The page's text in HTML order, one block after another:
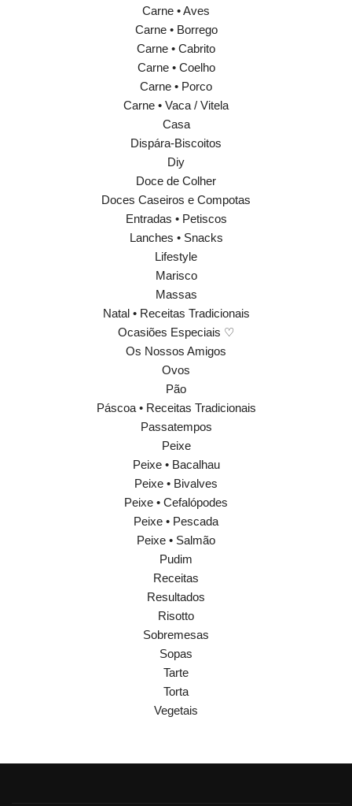
Carne • Aves
Carne • Borrego
Carne • Cabrito
Carne • Coelho
Carne • Porco
Carne • Vaca / Vitela
Casa
Dispára-Biscoitos
Diy
Doce de Colher
Doces Caseiros e Compotas
Entradas • Petiscos
Lanches • Snacks
Lifestyle
Marisco
Massas
Natal • Receitas Tradicionais
Ocasiões Especiais ♡
Os Nossos Amigos
Ovos
Pão
Páscoa • Receitas Tradicionais
Passatempos
Peixe
Peixe • Bacalhau
Peixe • Bivalves
Peixe • Cefalópodes
Peixe • Pescada
Peixe • Salmão
Pudim
Receitas
Resultados
Risotto
Sobremesas
Sopas
Tarte
Torta
Vegetais